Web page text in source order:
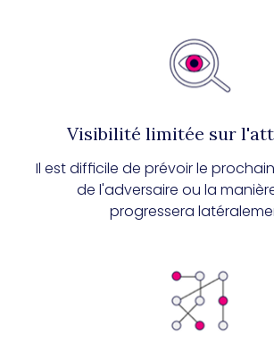
Visibilité limitée sur
Il est difficile de prévoir le
de l'adversaire ou la
progressera